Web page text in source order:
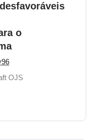
o
OJS